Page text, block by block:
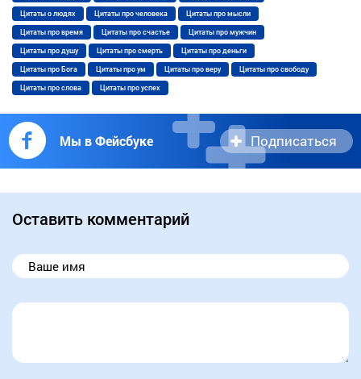
Цитаты о людях Цитаты про человека Цитаты про мысли
Цитаты про время Цитаты про счастье Цитаты про мужчин
Цитаты про душу Цитаты про смерть Цитаты про деньги
Цитаты про Бога Цитаты про ум Цитаты про веру Цитаты про свободу
Цитаты про слова Цитаты про успех
Мы в Фейсбуке Подписаться
Оставить комментарий